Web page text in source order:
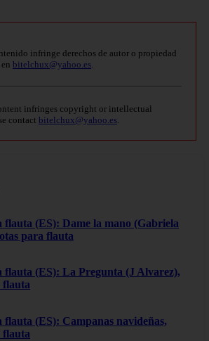
infringe derechos de autor o propiedad
bitelchux@yahoo.es
infringes copyright or intellectual
contact bitelchux@yahoo.es
flauta (ES): Dame la mano (Gabriela
para flauta
flauta (ES): La Pregunta (J Alvarez),
flauta
flauta (ES): Campanas navideñas,
flauta